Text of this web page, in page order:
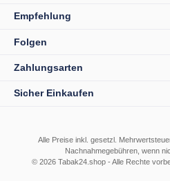
Empfehlung
Folgen
Zahlungsarten
Sicher Einkaufen
Alle Preise inkl. gesetzl.
Nachnahmegebühren, wenn
© 2026 Tabak24.shop - Alle Rechte